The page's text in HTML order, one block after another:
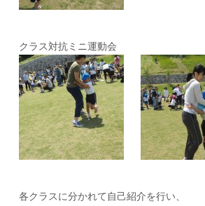
クラス対抗ミニ運動会
各クラスに分かれて自己紹介を行い、